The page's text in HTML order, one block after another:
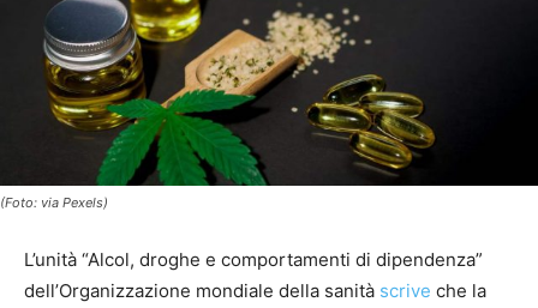
(Foto: via Pexels)
L’unità “Alcol, droghe e comportamenti di dipendenza”
dell’Organizzazione mondiale della sanità scrive che la